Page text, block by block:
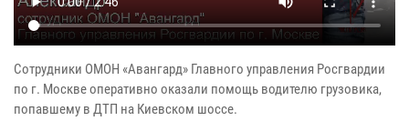
Сотрудники ОМОН «Авангард» Главного управления Росгвардии
по г. Москве оперативно оказали помощь водителю грузовика,
попавшему в ДТП на Киевском шоссе.